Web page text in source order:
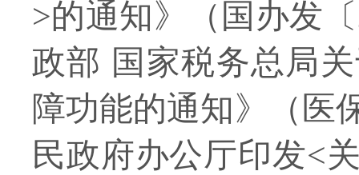
>的通知》（国办发
政部 国家税务总局
障功能的通知》（医
民政府办公厅印发<